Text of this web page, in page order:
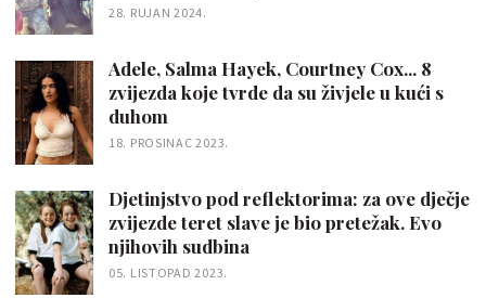
28. RUJAN 2024.
Adele, Salma Hayek, Courtney Cox... 8
zvijezda koje tvrde da su živjele u kući s
duhom
18. PROSINAC 2023.
Djetinjstvo pod reflektorima: za ove dječje
zvijezde teret slave je bio pretežak. Evo
njihovih sudbina
05. LISTOPAD 2023.